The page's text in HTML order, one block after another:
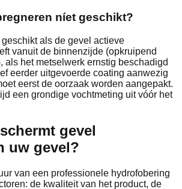
níet geschikt?
geschikt als de gevel actieve
vanuit de binnenzijde (opkruipend
als het metselwerk ernstig beschadigd
eerder uitgevoerde coating aanwezig
eerst de oorzaak worden aangepakt.
een grondige vochtmeting uit vóór het
gevel
uw gevel?
van een professionele hydrofobering
de kwaliteit van het product, de